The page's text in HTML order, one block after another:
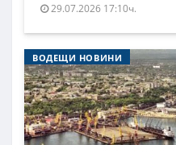
29.07.2026 17:10ч.
ВОДЕЩИ НОВИНИ